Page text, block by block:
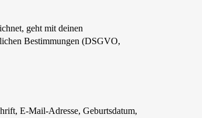
geht mit deinen
Bestimmungen (DSGVO,
E-Mail-Adresse, Geburtsdatum,